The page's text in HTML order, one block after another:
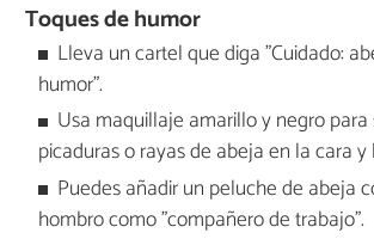
Toques de humor
Lleva un cartel que diga "Cuidado:
humor".
Usa maquillaje amarillo y negro
picaduras o rayas de abeja en la cara y
Puedes añadir un peluche de abeja
hombro como "compañero de trabajo".